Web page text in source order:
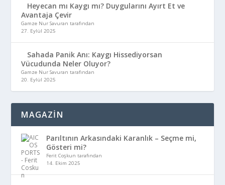
Heyecan mı Kaygı mı? Duygularını Ayırt Et ve
Avantaja Çevir
Gamze Nur Savuran tarafından
27. Eylül 2025
Sahada Panik Anı: Kaygı Hissediyorsan
Vücudunda Neler Oluyor?
Gamze Nur Savuran tarafından
20. Eylül 2025
MAGAZİN
Parıltının Arkasındaki Karanlık – Seçme mi,
Gösteri mi?
Ferit Coşkun tarafından
14. Ekim 2025